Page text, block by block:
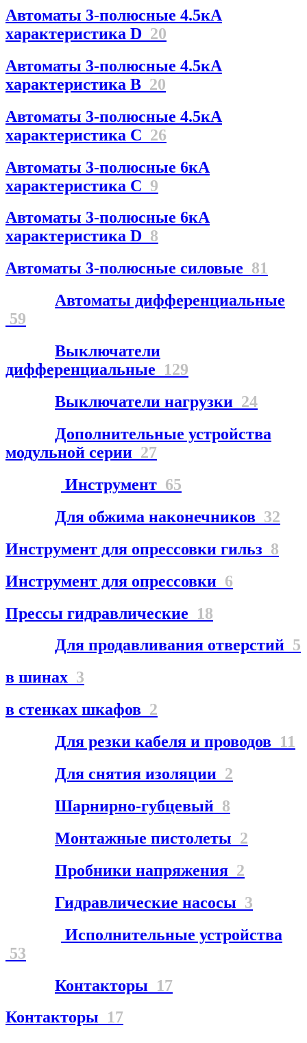
Автоматы 3-полюсные 4.5кА
характеристика D 20
Автоматы 3-полюсные 4.5кА
характеристика В 20
Автоматы 3-полюсные 4.5кА
характеристика С 26
Автоматы 3-полюсные 6кА
характеристика C 9
Автоматы 3-полюсные 6кА
характеристика D 8
Автоматы 3-полюсные силовые 81
Автоматы дифференциальные
59
Выключатели
дифференциальные 129
Выключатели нагрузки 24
Дополнительные устройства
модульной серии 27
Инструмент 65
Для обжима наконечников 32
Инструмент для опрессовки гильз 8
Инструмент для опрессовки 6
Прессы гидравлические 18
Для продавливания отверстий 5
в шинах 3
в стенках шкафов 2
Для резки кабеля и проводов 11
Для снятия изоляции 2
Шарнирно-губцевый 8
Монтажные пистолеты 2
Пробники напряжения 2
Гидравлические насосы 3
Исполнительные устройства
53
Контакторы 17
Контакторы 17